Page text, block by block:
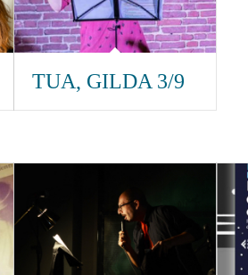
TUA, GILDA 3/9